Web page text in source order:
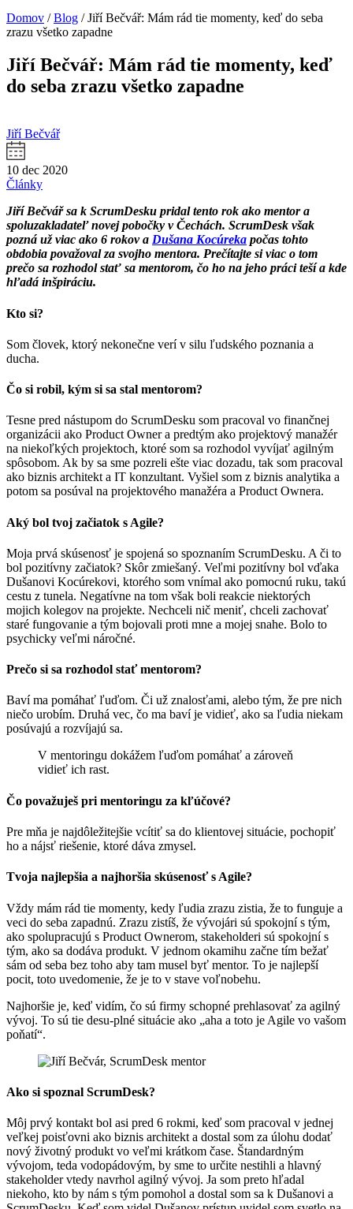
Domov / Blog / Jiří Bečvář: Mám rád tie momenty, keď do seba
zrazu všetko zapadne
Jiří Bečvář: Mám rád tie momenty, keď
do seba zrazu všetko zapadne
Jiří Bečvář
10 dec 2020
Články
Jiří Bečvář sa k ScrumDesku pridal tento rok ako mentor a
spoluzakladateľ novej pobočky v Čechách. ScrumDesk však
pozná už viac ako 6 rokov a Dušana Kocúreka počas tohto
obdobia považoval za svojho mentora. Prečítajte si viac o tom
prečo sa rozhodol stať sa mentorom, čo ho na jeho práci teší a kde
hľadá inšpiráciu.
Kto si?
Som človek, ktorý nekonečne verí v silu ľudského poznania a
ducha.
Čo si robil, kým si sa stal mentorom?
Tesne pred nástupom do ScrumDesku som pracoval vo finančnej
organizácii ako Product Owner a predtým ako projektový manažér
na niekoľkých projektoch, ktoré som sa rozhodol vyvíjať agilným
spôsobom. Ak by sa sme pozreli ešte viac dozadu, tak som pracoval
ako biznis architekt a IT konzultant. Vyšiel som z biznis analytika a
potom sa posúval na projektového manažéra a Product Ownera.
Aký bol tvoj začiatok s Agile?
Moja prvá skúsenosť je spojená so spoznaním ScrumDesku. A či to
bol pozitívny začiatok? Skôr zmiešaný. Veľmi pozitívny bol vďaka
Dušanovi Kocúrekovi, ktorého som vnímal ako pomocnú ruku, takú
cestu z tunela. Negatívne na tom však boli reakcie niektorých
mojich kolegov na projekte. Nechceli nič meniť, chceli zachovať
staré fungovanie a tým bojovali proti mne a mojej snahe. Bolo to
psychicky veľmi náročné.
Prečo si sa rozhodol stať mentorom?
Baví ma pomáhať ľuďom. Či už znalosťami, alebo tým, že pre nich
niečo urobím. Druhá vec, čo ma baví je vidieť, ako sa ľudia niekam
posúvajú a rozvíjajú sa.
V mentoringu dokážem ľuďom pomáhať a zároveň
vidieť ich rast.
Čo považuješ pri mentoringu za kľúčové?
Pre mňa je najdôležitejšie vcítiť sa do klientovej situácie, pochopiť
ho a nájsť riešenie, ktoré dáva zmysel.
Tvoja najlepšia a najhoršia skúsenosť s Agile?
Vždy mám rád tie momenty, kedy ľudia zrazu zistia, že to funguje a
veci do seba zapadnú. Zrazu zistíš, že vývojári sú spokojní s tým,
ako spolupracujú s Product Ownerom, stakeholderi sú spokojní s
tým, ako sa dodáva produkt. V jednom okamihu začne tím bežať
sám od seba bez toho aby tam musel byť mentor. To je najlepší
pocit, toto uvedomenie, že je to v stave voľnobehu.
Najhoršie je, keď vidím, čo sú firmy schopné prehlasovať za agilný
vývoj. To sú tie desu-plné situácie ako „aha a toto je Agile vo vašom
poňatí“.
Ako si spoznal ScrumDesk?
Môj prvý kontakt bol asi pred 6 rokmi, keď som pracoval v jednej
veľkej poisťovni ako biznis architekt a dostal som za úlohu dodať
nový životný produkt vo veľmi krátkom čase. Štandardným
vývojom, teda vodopádovým, by sme to určite nestihli a hlavný
stakeholder vtedy navrhol agilný vývoj. Ja som preto hľadal
niekoho, kto by nám s tým pomohol a dostal som sa k Dušanovi a